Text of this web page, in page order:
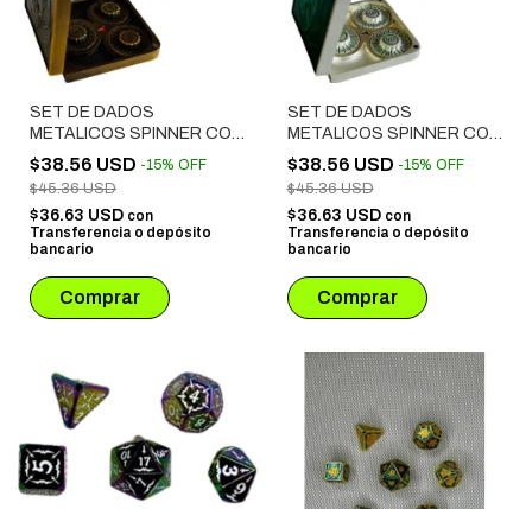
SET DE DADOS
METALICOS SPINNER CON
ESTUCHE SIMIL CUERO #
08 BRONCE
$38.56 USD -15% OFF
$45.36 USD
$36.63 USD con
Transferencia o depósito
bancario
SET DE DADOS
METALICOS SPINNER CON
ESTUCHE SIMIL CUERO #
07 VERDE CLARO
$38.56 USD -15% OFF
$45.36 USD
$36.63 USD con
Transferencia o depósito
bancario